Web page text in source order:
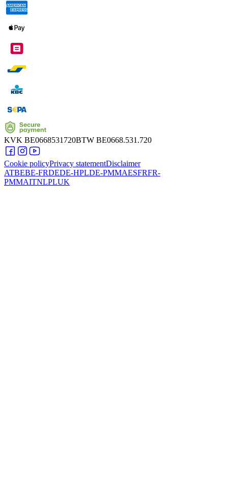
KVK BE0668531720BTW BE0668.531.720
Cookie policyPrivacy statementDisclaimer
ATBEBE-FRDEDE-HPLDE-PMMAESFRFR-
PMMAITNLPLUK